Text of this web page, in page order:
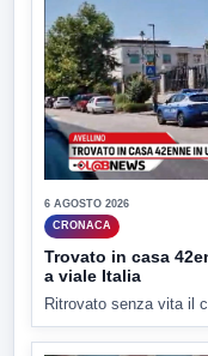
6 AGOSTO 2026
CRONACA
Trovato in casa
a viale Italia
Ritrovato senza vita il